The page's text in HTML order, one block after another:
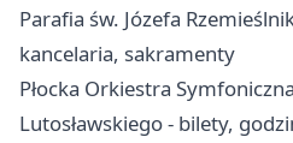
Parafia św. Józefa
kancelaria, sakramenty
Płocka Orkiestra
Lutosławskiego - bilety,